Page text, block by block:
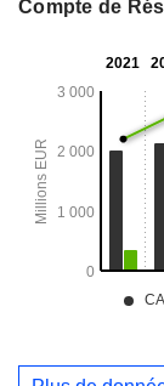
Compte de